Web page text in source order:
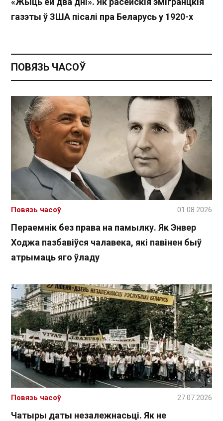
газэты ў ЗША пісалі пра Беларусь у 1920-х
ПОВЯЗЬ ЧАСОЎ
Пераемнік без права на памылку. Як Энвер
Ходжа пазбавіўся чалавека, які павінен быў
атрымаць яго ўладу
Повязь часоў 01.08.2026
Чатыры даты незалежнасьці. Як не
Повязь часоў 27.07.2026